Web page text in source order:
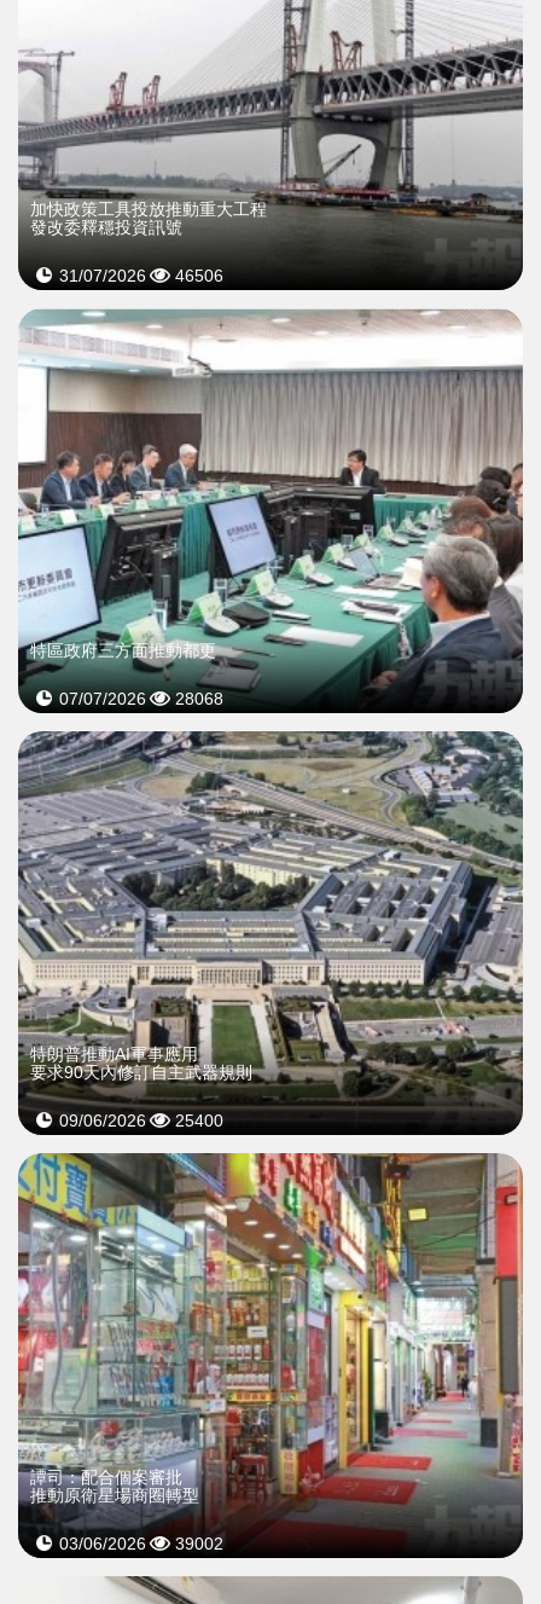
加快政策工具投放推動重大工程
發改委釋穩投資訊號
31/07/2026 46506
特區政府三方面推動都更
07/07/2026 28068
特朗普推動AI軍事應用
要求90天內修訂自主武器規則
09/06/2026 25400
譚司：配合個案審批
推動原衛星場商圈轉型
03/06/2026 39002